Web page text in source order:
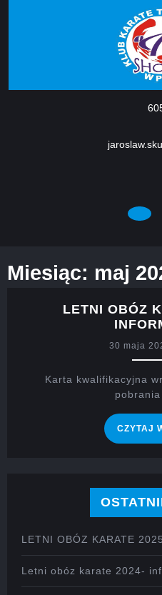
Miesiąc: maj
LETNI OBÓZ
30 maja
Karta kwalifikacyjna
CZYTAJ
LETNI OBÓZ KARATE
Letni obóz karate 2024-